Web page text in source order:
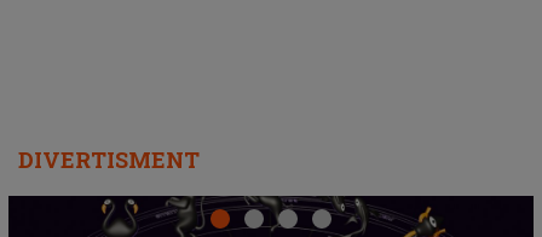
DIVERTISMENT